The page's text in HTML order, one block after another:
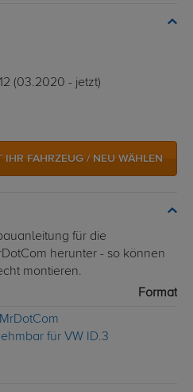
(03.2020 - jetzt)
IHR FAHRZEUG / NEU WÄHLEN
für die
herunter - so können
montieren.
Format
für VW ID.3